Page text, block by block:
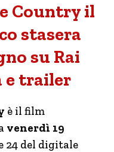
Country il
stasera
su Rai
e trailer
è il film
venerdì 19
24 del digitale